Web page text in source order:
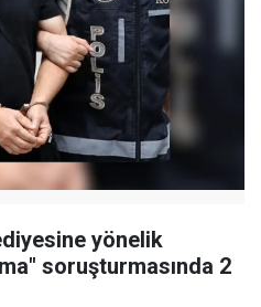
yönelik
soruşturmasında 2